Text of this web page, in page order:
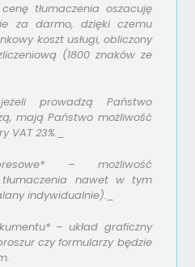
tłumaczenia oszacuję
za darmo, dzięki czemu
koszt usługi, obliczony
(1800 znaków ze
prowadzą Państwo
mają Państwo możliwość
VAT 23%._
– możliwość
nawet w tym
indywidualnie)._
– układ graficzny
czy formularzy będzie